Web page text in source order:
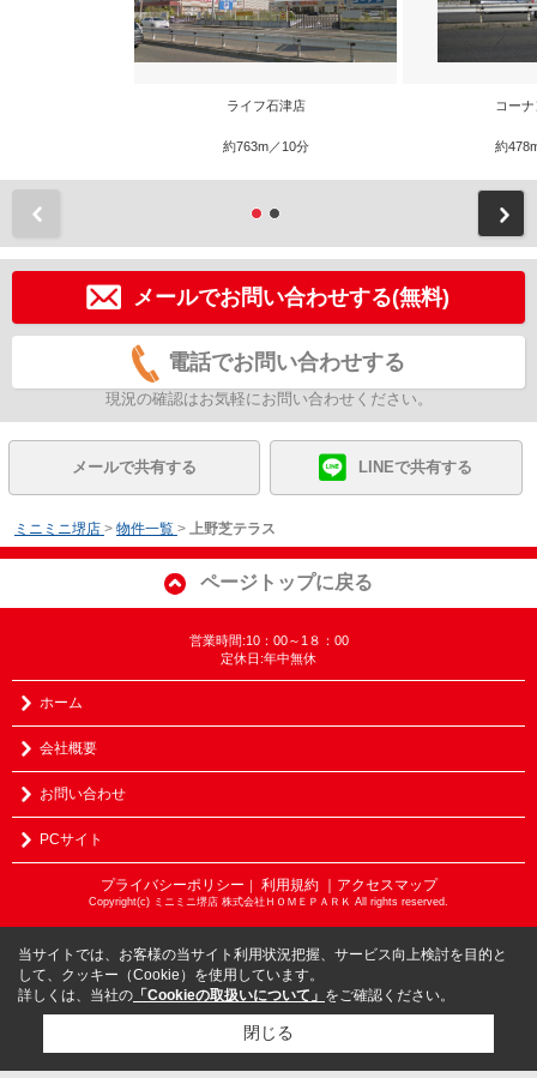
ライフ石津店
約763m／10分
コー
約
メールでお問い合わせする(無料)
電話でお問い合わせする
現況の確認はお気軽にお問い合わせください。
メールで共有する LINEで共有する
ミニミニ堺店 > 物件一覧 > 上野芝テラス
ページトップに戻る
営業時間:10：00～1８：00
定休日:年中無休
ホーム
会社概要
お問い合わせ
PCサイト
プライバシーポリシー 利用規約 ｜アクセスマップ
Copyright(c) ミニミニ堺店 株式会社ＨＯＭＥＰＡＲＫ All rights reserved.
当サイトでは、お客様の当サイト利用状況把握、サービス向上検討を目的と
して、クッキー（Cookie）を使用しています。
詳しくは、当社の 「Cookieの取扱いについて」 をご確認ください。
閉じる